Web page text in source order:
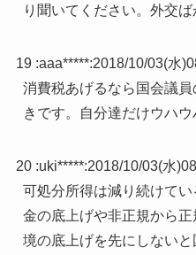
り聞いてください。外交ば
19 :aaa*****:2018/10/03(水
消費税あげるなら国会議
きです。自分達だけウハウ
20 :uki*****:2018/10/03(水
可処分所得は減り続けて
金の底上げや非正規から
境の底上げを先にしないと